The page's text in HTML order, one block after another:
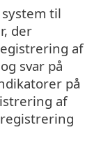
til
der
af
svar på
på
af